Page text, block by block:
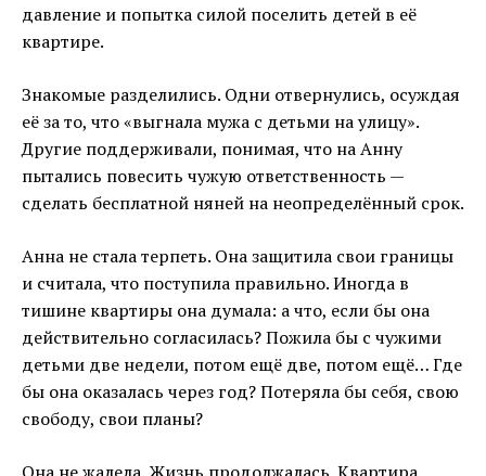
давление и попытка силой поселить детей в её
квартире.
Знакомые разделились. Одни отвернулись, осуждая
её за то, что «выгнала мужа с детьми на улицу».
Другие поддерживали, понимая, что на Анну
пытались повесить чужую ответственность —
сделать бесплатной няней на неопределённый срок.
Анна не стала терпеть. Она защитила свои границы
и считала, что поступила правильно. Иногда в
тишине квартиры она думала: а что, если бы она
действительно согласилась? Пожила бы с чужими
детьми две недели, потом ещё две, потом ещё… Где
бы она оказалась через год? Потеряла бы себя, свою
свободу, свои планы?
Она не жалела. Жизнь продолжалась. Квартира